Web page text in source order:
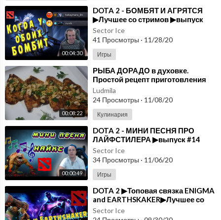
00:04:30
⁣DOTA 2 - БОМБЯТ И АГРЯТСЯ
▶Лучшее со стримов ▶выпуск
#15
Sector Ice
41 Просмотры · 11/28/20
Игры
00:08:22
⁣РЫБА ДОРАДО в духовке.
Простой рецепт приготовления
Ludmila
24 Просмотры · 11/08/20
Кулинария
00:00:49
⁣DOTA 2 - МИНИ ПЕСНЯ ПРО
ЛАЙФСТИЛЕРА ▶выпуск #14
Sector Ice
34 Просмотры · 11/06/20
Игры
⁣DOTA 2 ▶Топовая связка ENIGMA
and EARTHSKAKER▶Лучшее со
стримов ▶выпуск#13
Sector Ice